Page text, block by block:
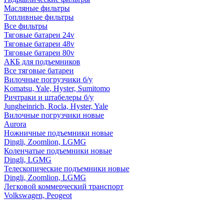
Масляные фильтры
Топливные фильтры
Все фильтры
Тяговые батареи 24v
Тяговые батареи 48v
Тяговые батареи 80v
АКБ для подъемников
Все тяговые батареи
Вилочные погрузчики б/у
Komatsu, Yale, Hyster, Sumitomo
Ричтраки и штабелеры б/у
Jungheinrich, Rocla, Hyster, Yale
Вилочные погрузчики новые
Aurora
Ножничные подъемники новые
Dingli, Zoomlion, LGMG
Коленчатые подъемники новые
Dingli, LGMG
Телескопические подъемники новые
Dingli, Zoomlion, LGMG
Легковой коммерческий транспорт
Volkswagen, Peogeot